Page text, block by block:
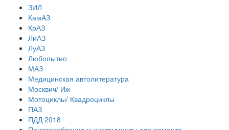
ЗИЛ
КамАЗ
КрАЗ
ЛиАЗ
ЛуАЗ
Любопытно
МАЗ
Медицинская автолитература
Москвич/ Иж
Мотоциклы/ Квадроциклы
ПАЗ
ПДД 2018